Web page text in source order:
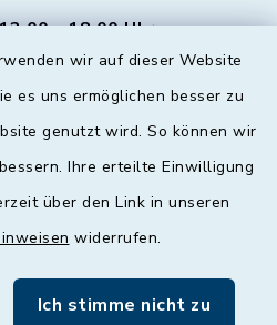
wir auf dieser Website
es uns ermöglichen besser zu
genutzt wird. So können wir
Ihre erteilte Einwilligung
über den Link in unseren
widerrufen.
Ich stimme nicht zu
- 18:00 Uhr
- 18:00 Uhr